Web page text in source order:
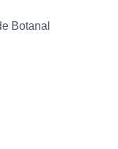
Botanal